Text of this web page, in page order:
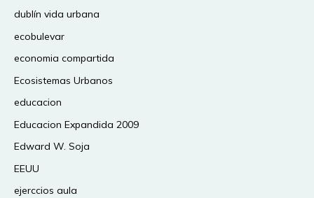
dublín vida urbana
ecobulevar
economia compartida
Ecosistemas Urbanos
educacion
Educacion Expandida 2009
Edward W. Soja
EEUU
ejerccios aula